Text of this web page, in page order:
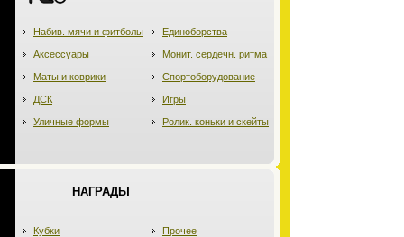
Набив. мячи и фитболы
Аксессуары
Маты и коврики
ДСК
Уличные формы
Единоборства
Монит. сердечн. ритма
Спортоборудование
Игры
Ролик. коньки и скейты
НАГРАДЫ
Кубки Прочее